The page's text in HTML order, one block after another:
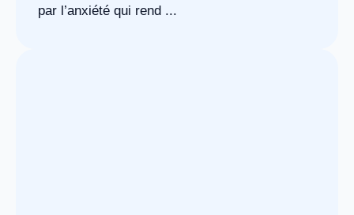
par l’anxiété qui rend ...